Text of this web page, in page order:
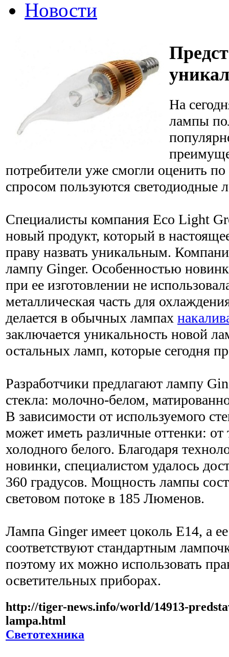
Новости
На
лампы
потребители уже смогли оценить
спросом пользуются светодиодные
Специалисты компания Eco Light
новый продукт, который в
праву назвать уникальным.
лампу Ginger. Особенностью
при ее изготовлении не
металлическая часть для
делается в обычных лампах
заключается уникальность новой
остальных ламп, которые сегодня
Разработчики предлагают лампу
стекла: молочно-белом,
В зависимости от используемого
может иметь различные оттенки: от
холодного белого. Благодаря
новинки, специалистом удалось
360 градусов. Мощность лампы
световом потоке в 185 Люменов.
Лампа Ginger имеет цоколь E14, а
соответствуют стандартным
поэтому их можно использовать
осветительных приборах.
http://tiger-news.info/world/14913-
lampa.html
Светотехника